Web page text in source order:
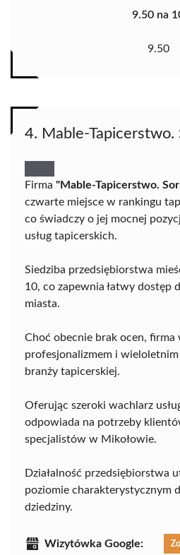
9.50 na
9.50
4. Mable-Tapicerstwo.
Firma "Mable-Tapicerstwo.
czwarte miejsce w rankingu
co świadczy o jej mocnej
usług tapicerskich.
Siedziba przedsiębiorstwa
10, co zapewnia łatwy dostęp
miasta.
Choć obecnie brak ocen, firma
profesjonalizmem i
branży tapicerskiej.
Oferując szeroki wachlarz
odpowiada na potrzeby
specjalistów w Mikołowie.
Działalność przedsiębiorstwa
poziomie charakterystycznym
dziedziny.
Wizytówka Google: